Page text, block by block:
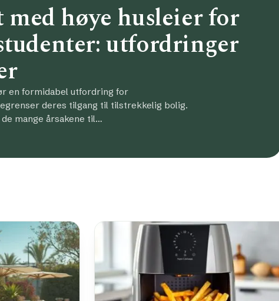
høye husleier for
utfordringer
en formidabel utfordring for
deres tilgang til tilstrekkelig bolig.
mange årsakene til…